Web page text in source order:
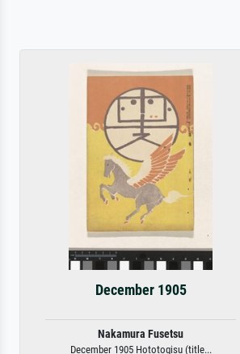
December 1905
Nakamura Fusetsu
December 1905 Hototogisu (title...